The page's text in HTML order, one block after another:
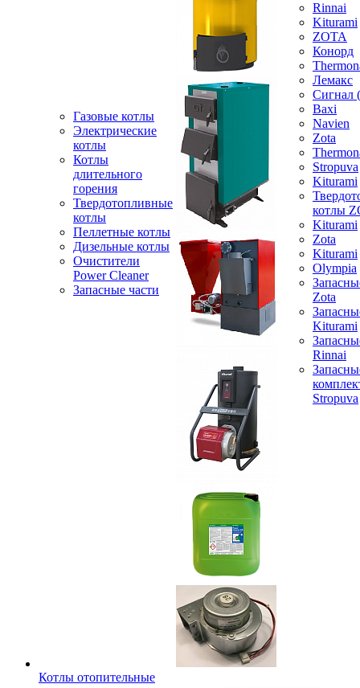
Газовые котлы
Электрические
котлы
Котлы
длительного
горения
Твердотопливные
котлы
Пеллетные котлы
Дизельные котлы
Очистители
Power Cleaner
Запасные части
Rinnai
Kiturami
ZOTA
Конорд
Лемакс
Baxi
Navien
Zota
Stropuva
Kiturami
котлы
Kiturami
Zota
Kiturami
Olympia
Zota
Kiturami
Rinnai
Stropuva
Котлы отопительные